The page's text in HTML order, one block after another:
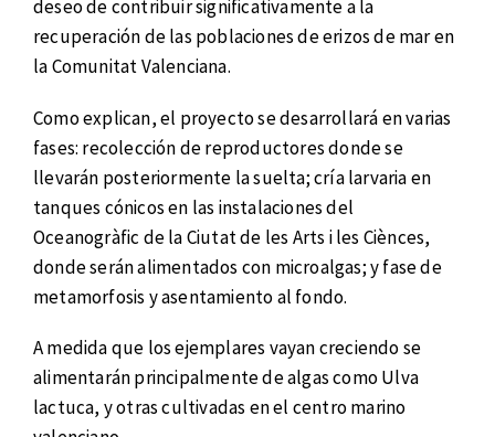
deseo de contribuir significativamente a la
recuperación de las poblaciones de erizos de mar en
la Comunitat Valenciana.
Como explican, el proyecto se desarrollará en varias
fases: recolección de reproductores donde se
llevarán posteriormente la suelta; cría larvaria en
tanques cónicos en las instalaciones del
Oceanogràfic de la Ciutat de les Arts i les Ciènces,
donde serán alimentados con microalgas; y fase de
metamorfosis y asentamiento al fondo.
A medida que los ejemplares vayan creciendo se
alimentarán principalmente de algas como Ulva
lactuca, y otras cultivadas en el centro marino